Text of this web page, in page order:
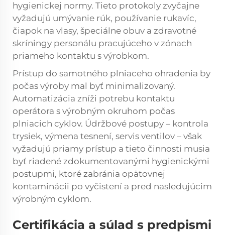
hygienickej normy. Tieto protokoly zvyčajne
vyžadujú umývanie rúk, používanie rukavíc,
čiapok na vlasy, špeciálne obuv a zdravotné
skríningy personálu pracujúceho v zónach
priameho kontaktu s výrobkom.
Prístup do samotného plniaceho ohradenia by
počas výroby mal byť minimalizovaný.
Automatizácia zníži potrebu kontaktu
operátora s výrobným okruhom počas
plniacich cyklov. Údržbové postupy – kontrola
trysiek, výmena tesnení, servis ventilov – však
vyžadujú priamy prístup a tieto činnosti musia
byť riadené zdokumentovanými hygienickými
postupmi, ktoré zabránia opätovnej
kontaminácii po vyčistení a pred nasledujúcim
výrobným cyklom.
Certifikácia a súlad s predpismi